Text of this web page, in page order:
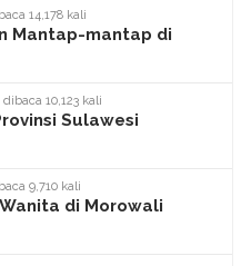
14,178 kali
Mantap-mantap di
dibaca 10,123 kali
Sulawesi
9,710 kali
di Morowali